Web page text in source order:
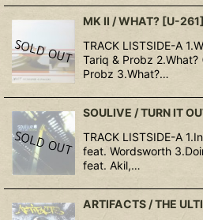
MK II / WHAT? [U-261]
TRACK LISTSIDE-A
Tariq & Probz 2.What?
Probz 3.What?…
SOULIVE / TURN IT
TRACK LISTSIDE-A
feat. Wordsworth
feat. Akil,…
ARTIFACTS / THE